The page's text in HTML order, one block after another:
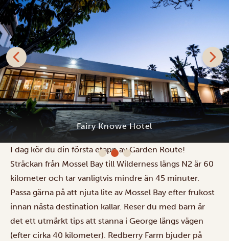
Fairy Knowe Hotel
I dag kör du din första etapp av Garden Route!
Sträckan från Mossel Bay till Wilderness längs N2 är 60
kilometer och tar vanligtvis mindre än 45 minuter.
Passa gärna på att njuta lite av Mossel Bay efter frukost
innan nästa destination kallar. Reser du med barn är
det ett utmärkt tips att stanna i George längs vägen
(efter cirka 40 kilometer). Redberry Farm bjuder på